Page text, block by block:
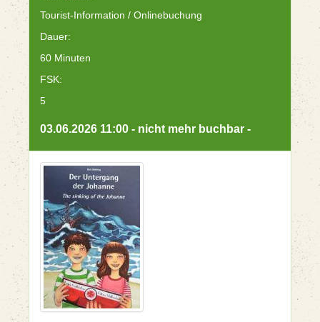
Tourist-Information / Onlinebuchung
Dauer:
60 Minuten
FSK:
5
03.06.2026 11:00 - nicht mehr buchbar -